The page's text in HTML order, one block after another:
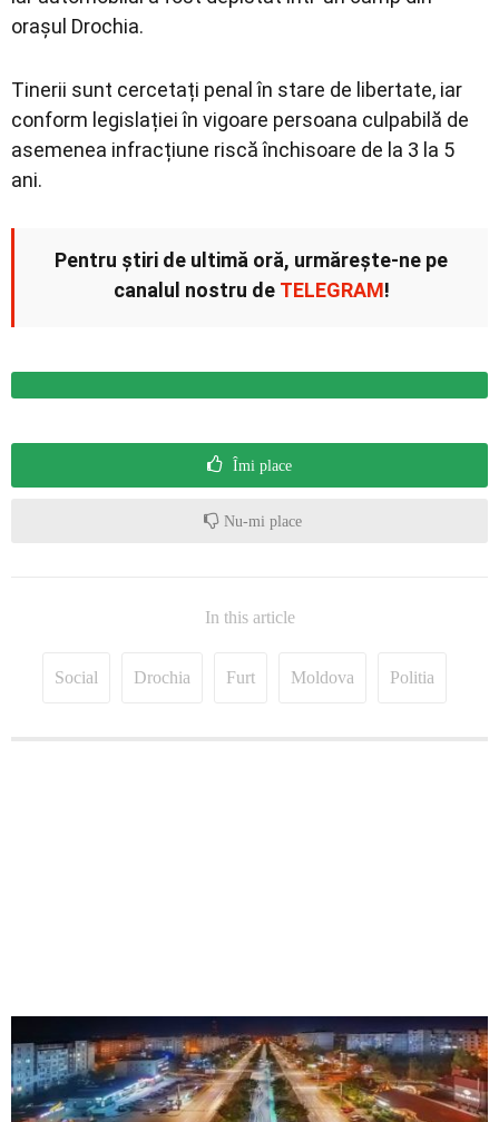
orașul Drochia.
Tinerii sunt cercetați penal în stare de libertate, iar
conform legislației în vigoare persoana culpabilă de
asemenea infracțiune riscă închisoare de la 3 la 5
ani.
Pentru știri de ultimă oră, urmărește-ne pe
canalul nostru de TELEGRAM!
Îmi place
Nu-mi place
In this article
Social Drochia Furt Moldova Politia